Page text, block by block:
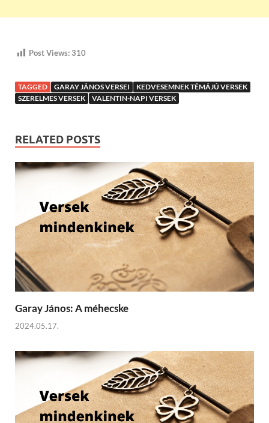
Post Views:310
TAGGED GARAY JÁNOS VERSEI
KEDVESEMNEK TÉMÁJÚ VERSEK
SZERELMES VERSEK
VALENTIN-NAPI VERSEK
RELATED POSTS
Garay János: A méhecske
2024.05.17.